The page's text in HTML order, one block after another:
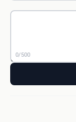
0/500